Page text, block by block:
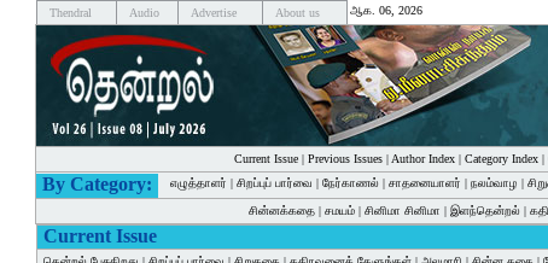
Thendral Audio Advertise About us ஆக. 06, 2026
Current Issue| Previous Issues| Author Index| Category Index|
By Category: எழுத்தாளர் | சிறப்புப் பார்வை | நேர்காணல் | சாதனையாளர் | நலம்வாழ |
சின்னக்கதை | சமயம் | சினிமா சினிமா | இளந்தென்றல் |
Current Issue